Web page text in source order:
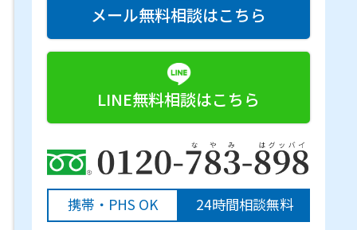
メール無料相談はこちら
LINE無料相談はこちら
携帯・PHS OK 24時間相談無料